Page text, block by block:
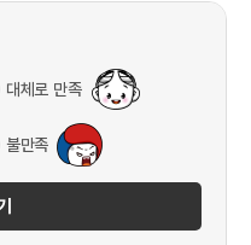
대체로 만족
불만족